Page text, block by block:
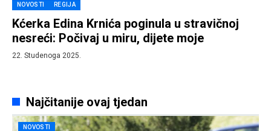
NOVOSTI REGIJA
Kćerka Edina Krnića poginula u stravičnoj
nesreći: Počivaj u miru, dijete moje
22. Studenoga 2025.
Najčitanije ovaj tjedan
NOVOSTI